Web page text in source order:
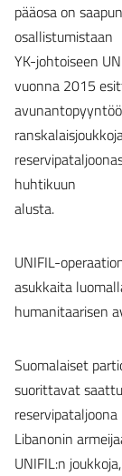
pääosa on
osallistumistaan
YK-johtoiseen
vuonna 2015
huhtikuun
alusta.
UNIFIL-
asukkaita
humanitaarisen
Suomalaiset
suorittavat
Libanonin
UNIFIL:n joukkoja,